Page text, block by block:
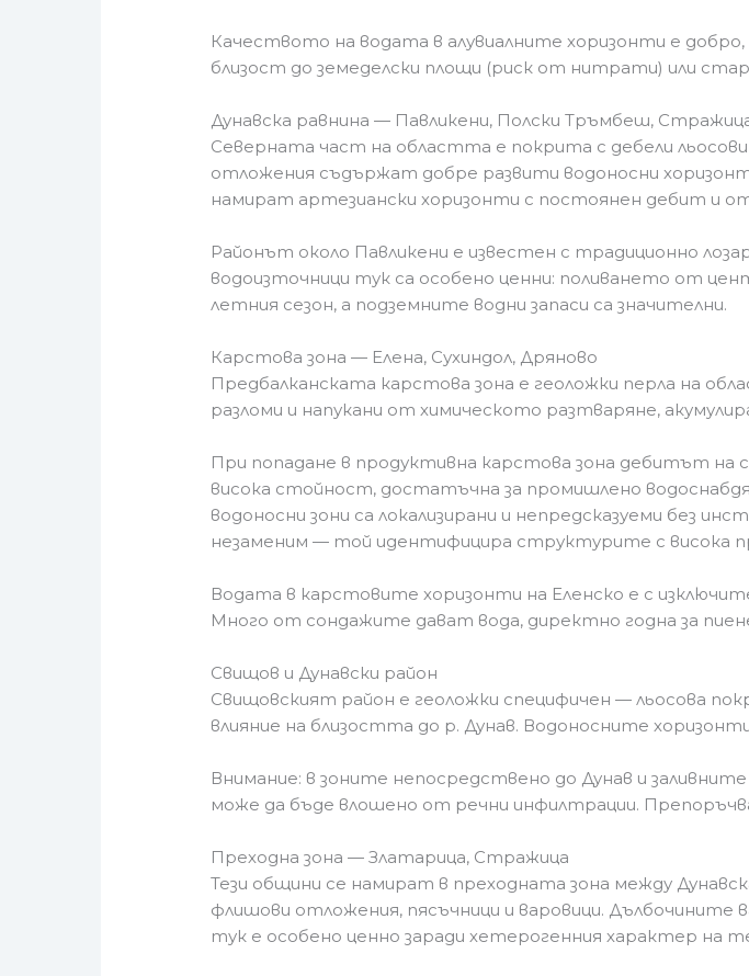
Качеството на водата в алувиалните хоризонти е
близост до земеделски площи (риск от нитрати) или
Дунавска равнина — Павликени, Полски Тръмбеш,
Северната част на областта е покрита с дебели
отложения съдържат добре развити водоносни
намират артезиански хоризонти с постоянен дебит и
Районът около Павликени е известен с традиционно
водоизточници тук са особено ценни: поливането от
летния сезон, а подземните водни запаси са значителни.
Карстова зона — Елена, Сухиндол, Дряново
Предбалканската карстова зона е геоложки перла на
разломи и напукани от химическото разтваряне,
При попадане в продуктивна карстова зона дебитът на
висока стойност, достатъчна за промишлено
водоносни зони са локализирани и непредсказуеми без
незаменим — той идентифицира структурите с висока
Водата в карстовите хоризонти на Еленско е с
Много от сондажите дават вода, директно годна за
Свищов и Дунавски район
Свищовският район е геоложки специфичен — льосова
влияние на близостта до р. Дунав. Водоносните
Внимание: в зоните непосредствено до Дунав и
може да бъде влошено от речни инфилтрации.
Преходна зона — Златарица, Стражица
Тези общини се намират в преходната зона между
флишови отложения, пясъчници и варовици.
тук е особено ценно заради хетерогенния характер на